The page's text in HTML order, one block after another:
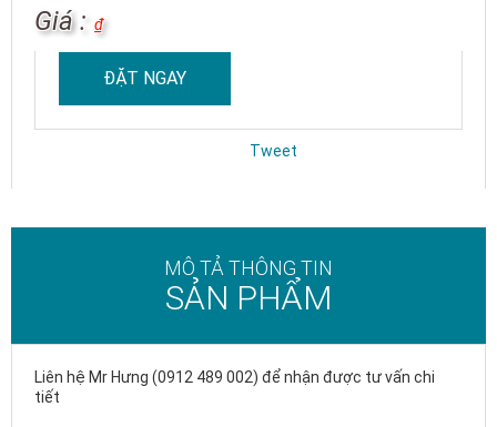
Giá : ₫
ĐẶT NGAY
Tweet
MÔ TẢ THÔNG TIN
SẢN PHẨM
Liên hệ Mr Hưng (0912 489 002) để nhận được tư vấn chi
tiết